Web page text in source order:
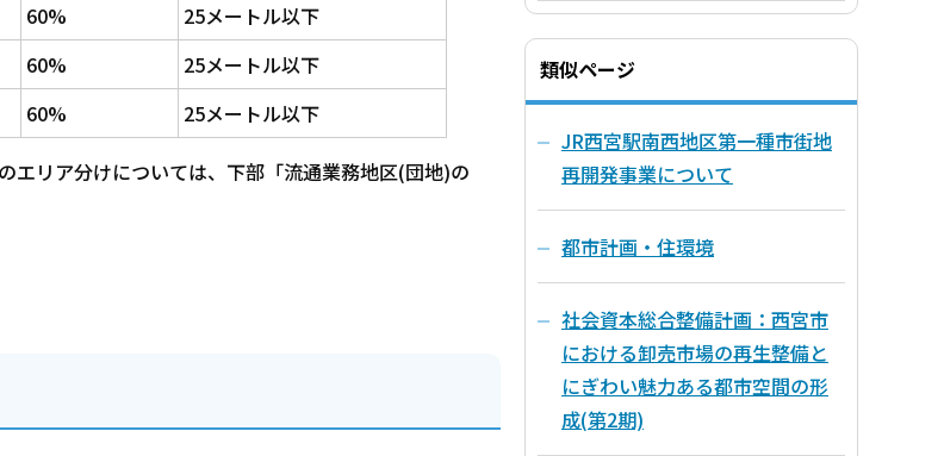
60%
25メートル以下
60%
25メートル以下
60% 25メートル以下
エリア分けについては、下部「流通業務地区(団地)の
類似ページ
JR西宮駅南西地区第一種市街地
再開発事業について
都市計画・住環境
社会資本総合整備計画：西宮市
における卸売市場の再生整備と
にぎわい魅力ある都市空間の形
成(第2期)